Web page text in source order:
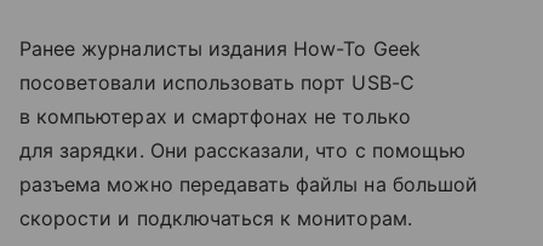
Ранее журналисты издания How-To Geek
посоветовали использовать порт USB-C
в компьютерах и смартфонах не только
для зарядки. Они рассказали, что с помощью
разъема можно передавать файлы на большой
скорости и подключаться к мониторам.